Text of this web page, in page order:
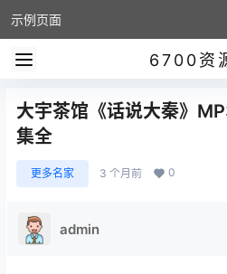
示例页面
6700资
大宇茶馆《话说大秦》
集全
更多名家 3 个月前 0
admin